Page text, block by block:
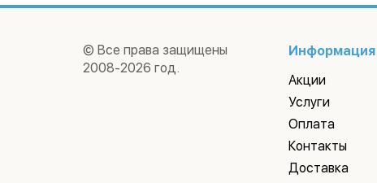
© Все права защищены
2008-2026 год.
Информация
Акции
Услуги
Оплата
Контакты
Доставка